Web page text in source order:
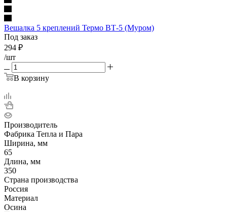
Вешалка 5 креплений Термо ВТ-5 (Муром)
Под заказ
294 ₽
/шт
В корзину
Производитель
Фабрика Тепла и Пара
Ширина, мм
65
Длина, мм
350
Страна производства
Россия
Материал
Осина